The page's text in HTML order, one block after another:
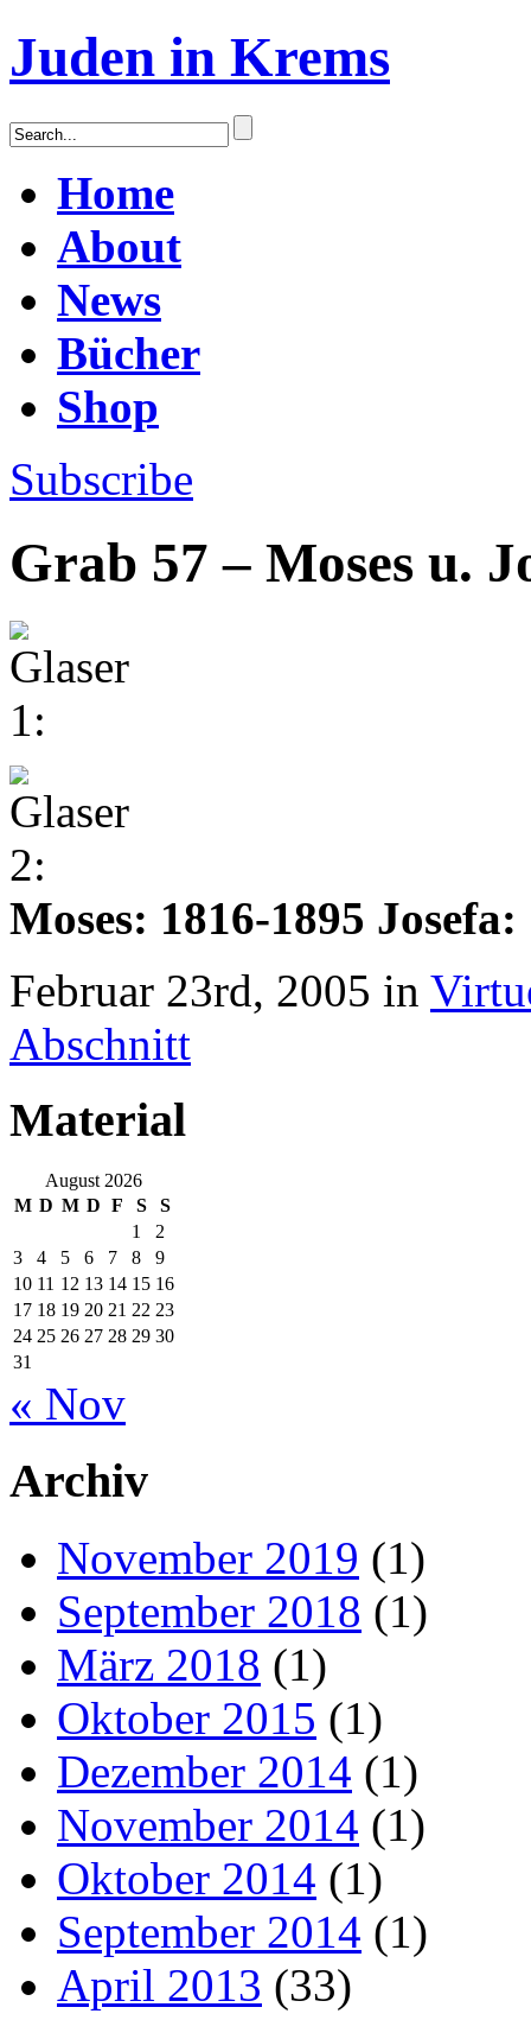
Juden in Krems
Home
About
News
Bücher
Shop
Subscribe
Grab 57 – Moses u.
Moses: 1816-1895 Josefa:
Februar 23rd, 2005 in
Abschnitt
Material
August 2026
M D M D F S
S
1
2
3
4 5 6 7 8
9
10 11 12 13 14 15 16
17 18 19 20 21 22 23
24 25 26 27 28 29 30
31
« Nov
Archiv
November 2019 (1)
September 2018 (1)
März 2018 (1)
Oktober 2015 (1)
Dezember 2014 (1)
November 2014 (1)
Oktober 2014 (1)
September 2014 (1)
April 2013 (33)